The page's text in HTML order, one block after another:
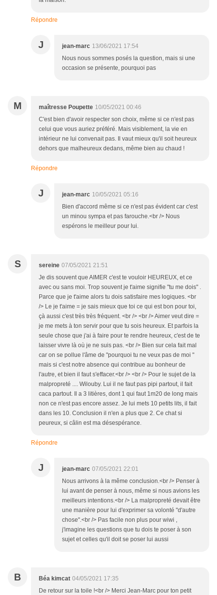
Répondre
J jean-marc 13/06/2021 17:54
Nous nous sommes posés la question, mais si une
occasion se présente, pourquoi pas
M maîtresse Poupette 10/05/2021 00:46
C'est bien d'avoir respecter son choix, même si ce n'est pas
celui que vous auriez préféré. Mais visiblement, la vie en
intérieur ne lui convenait pas. Il vaut mieux qu'il soit heureux
dehors que malheureux dedans, même bien au chaud !
Répondre
J jean-marc 10/05/2021 05:16
Bien d'accord même si ce n'est pas évident car c'est
un minou sympa et pas farouche.<br /> Nous
espérons le meilleur pour lui.
S sereine 07/05/2021 21:51
Je dis souvent que AIMER c'est te vouloir HEUREUX, et ce
avec ou sans moi. Trop souvent je t'aime signifie "tu me dois" .
Parce que je t'aime alors tu dois satisfaire mes logiques. <br
/> Le je t'aime = je sais mieux que toi ce qui est bon pour toi,
çà aussi c'est très très fréquent. <br /> <br /> Aimer veut dire =
je me mets à ton servir pour que tu sois heureux. Et parfois la
seule chose que j'ai à faire pour te rendre heureux, c'est de te
laisser vivre là où je ne suis pas. <br /> Bien sur cela fait mal
car on se pollue l'âme de "pourquoi tu ne veux pas de moi "
mais si c'est notre absence qui contribue au bonheur de
l'autre, et bien il faut s'effacer.<br /> <br /> Pour le sujet de la
malpropreté .... Wilouby. Lui il ne faut pas pipi partout, il fait
caca partout. Il a 3 litières, dont 1 qui faut 1m20 de long mais
non ce n'est pas encore assez. Je lui mets 10 petits lits, il fait
dans les 10. Conclusion il n'en a plus que 2. Ce chat si
peureux, si câlin est ma désespérance.
Répondre
J jean-marc 07/05/2021 22:01
Nous arrivons à la même conclusion.<br /> Penser à
lui avant de penser à nous, même si nous avions les
meilleurs intentions.<br /> La malpropreté devait être
une manière pour lui d'exprimer sa volonté "d'autre
chose".<br /> Pas facile non plus pour wiwi ,
j'imagine les questions que tu dois te poser à son
sujet et celles qu'il doit se poser lui aussi
B Béa kimcat 04/05/2021 17:35
De retour sur la toile !<br /> Merci Jean-Marc pour ton petit